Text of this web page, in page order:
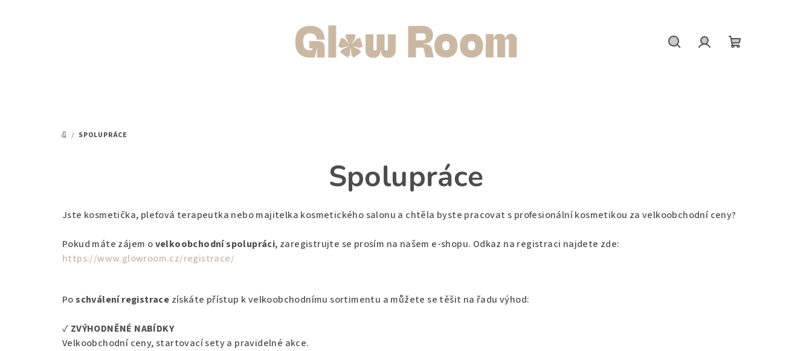
DOMŮ
/ SPOLUPRÁCE
Spolupráce
Jste kosmetička, pleťová terapeutka nebo majitelka kosmetického salonu a chtěla byste pracovat s profesionální kosmetikou za velkoobchodní ceny?
Pokud máte zájem ovelkoobchodní spolupráci, zaregistrujte se prosím na našem e-shopu. Odkaz na registraci najdete zde:
https://www.glowroom.cz/registrace/
Poschválení registrace získáte přístup k velkoobchodnímu sortimentu a můžete se těšit na řadu výhod:
✓ ZVÝHODNĚNÉ NABÍDKY
Velkoobchodní ceny, startovací sety a pravidelné akce.